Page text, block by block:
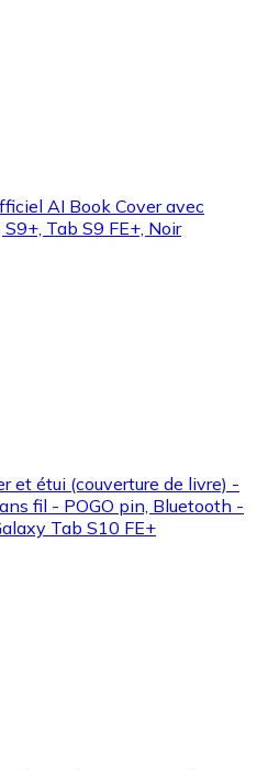
AI Book Cover avec
Tab S9 FE+, Noir
et étui (couverture de livre) -
fil - POGO pin, Bluetooth -
Tab S10 FE+